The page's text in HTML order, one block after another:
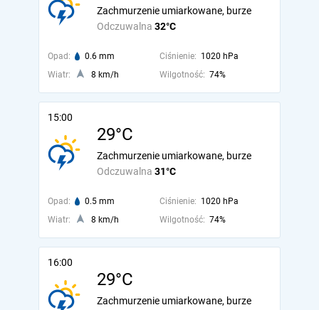
Odczuwalna 32°C
Zachmurzenie umiarkowane, burze
Opad: 0.6 mm Ciśnienie: 1020 hPa
Wiatr:
8 km/h Wilgotność: 74%
15:00
29°C
Odczuwalna 31°C
Zachmurzenie umiarkowane, burze
Opad: 0.5 mm Ciśnienie: 1020 hPa
Wiatr:
8 km/h Wilgotność: 74%
16:00
29°C
Zachmurzenie umiarkowane, burze